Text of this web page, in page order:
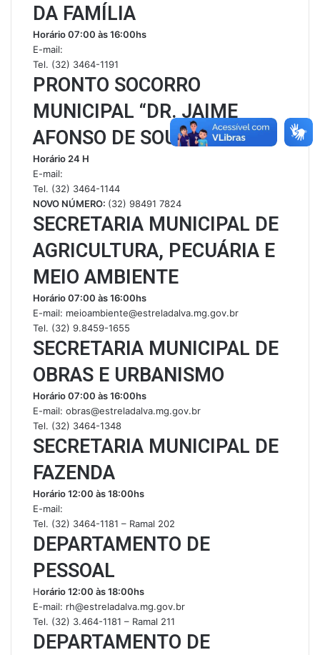
DA FAMÍLIA
Horário 07:00 às 16:00hs
E-mail:
Tel. (32) 3464-1191
PRONTO SOCORRO
MUNICIPAL “DR. JAIME
AFONSO DE SOUZA”
Horário 24 H
E-mail:
Tel. (32) 3464-1144
NOVO NÚMERO: (32) 98491 7824
SECRETARIA MUNICIPAL DE
AGRICULTURA, PECUÁRIA E
MEIO AMBIENTE
Horário 07:00 às 16:00hs
E-mail: meioambiente@estreladalva.mg.gov.br
Tel. (32) 9.8459-1655
SECRETARIA MUNICIPAL DE
OBRAS E URBANISMO
Horário 07:00 às 16:00hs
E-mail: obras@estreladalva.mg.gov.br
Tel. (32) 3464-1348
SECRETARIA MUNICIPAL DE
FAZENDA
Horário 12:00 às 18:00hs
E-mail:
Tel. (32) 3464-1181 – Ramal 202
DEPARTAMENTO DE
PESSOAL
Horário 12:00 às 18:00hs
E-mail: rh@estreladalva.mg.gov.br
Tel. (32) 3.464-1181 – Ramal 211
DEPARTAMENTO DE